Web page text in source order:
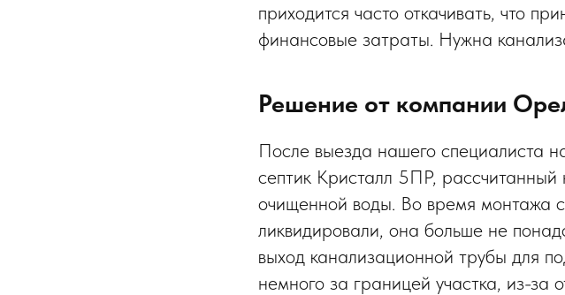
приходится часто откачивать, что
финансовые затраты. Нужна
Решение от компании
После выезда нашего специалиста
септик Кристалл 5ПР,
очищенной воды. Во время монтажа
ликвидировали, она больше не
выход канализационной трубы для
немного за границей участка, из-за